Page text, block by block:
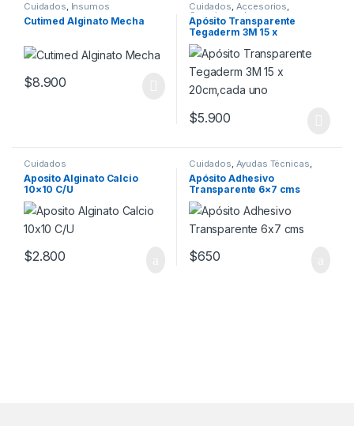
Cuidados, Insumos
Cutimed Alginato Mecha
$8.900
Cuidados, Accesorios,
Curaciones Insumos
Ortopedia
Apósito Transparente
Tegaderm 3M 15 x
20cm,cada uno
$5.900
Cuidados
Aposito Alginato Calcio
10×10 C/U
$2.800
Cuidados, Ayudas Técnicas,
Insumos ,Vendajes
Apósito Adhesivo
Transparente 6×7 cms
$650